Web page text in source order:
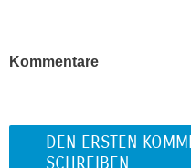
Kommentare
DEN ERSTEN
SCHREIBEN